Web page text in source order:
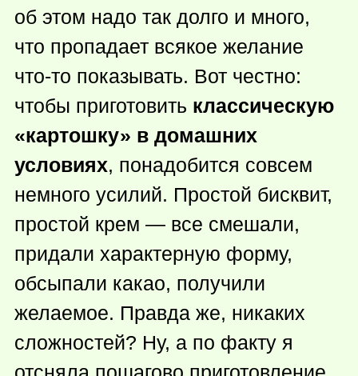
об этом надо так долго и много,
что пропадает всякое желание
что-то показывать. Вот честно:
чтобы приготовить классическую
«картошку» в домашних
условиях, понадобится совсем
немного усилий. Простой бисквит,
простой крем — все смешали,
придали характерную форму,
обсыпали какао, получили
желаемое. Правда же, никаких
сложностей? Ну, а по факту я